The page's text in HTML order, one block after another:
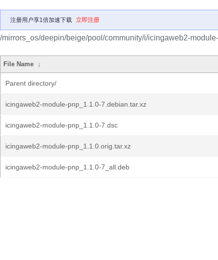
注册用户享1倍加速下载 立即注册
/mirrors_os/deepin/beige/pool/community/i/icingaweb2-
File Name ↓
Parent directory/
icingaweb2-module-pnp_1.1.0-7.debian.tar.xz
icingaweb2-module-pnp_1.1.0-7.dsc
icingaweb2-module-pnp_1.1.0.orig.tar.xz
icingaweb2-module-pnp_1.1.0-7_all.deb